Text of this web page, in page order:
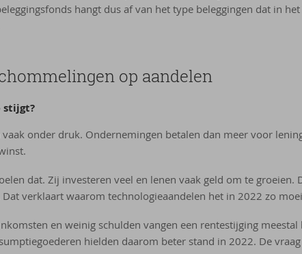
hangt dus af van het type beleggingen dat in
op aan­de­len
stijgt?
vaak onder druk. Ondernemingen betalen dan meer voor
dat. Zij investeren veel en lenen vaak geld om te groeien.
verklaart waarom technologieaandelen het in 2022 zo
en weinig schulden vangen een rentestijging meestal
hielden daarom beter stand in 2022. De